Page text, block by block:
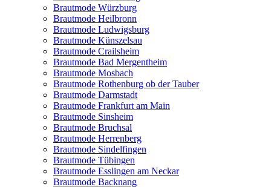
Brautmode Würzburg
Brautmode Heilbronn
Brautmode Ludwigsburg
Brautmode Künszelsau
Brautmode Crailsheim
Brautmode Bad Mergentheim
Brautmode Mosbach
Brautmode Rothenburg ob der Tauber
Brautmode Darmstadt
Brautmode Frankfurt am Main
Brautmode Sinsheim
Brautmode Bruchsal
Brautmode Herrenberg
Brautmode Sindelfingen
Brautmode Tübingen
Brautmode Esslingen am Neckar
Brautmode Backnang